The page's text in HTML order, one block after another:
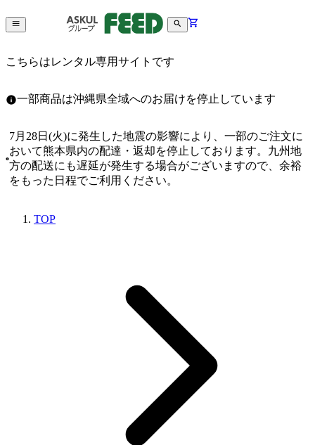
こちらはレンタル専用サイトです
一部商品は沖縄県全域へのお届けを停止しています
7月28日(火)に発生した地震の影響により、一部のご注文に
おいて熊本県内の配達・返却を停止しております。九州地
方の配送にも遅延が発生する場合がございますので、余裕
をもった日程でご利用ください。
TOP